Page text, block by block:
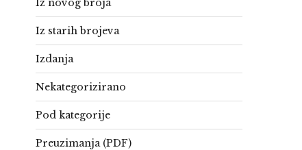
Iz novog broja
Iz starih brojeva
Izdanja
Nekategorizirano
Pod kategorije
Preuzimanja (PDF)